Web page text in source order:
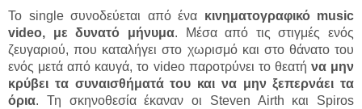
To single συνοδεύεται από ένα κινηματογραφικό music
video, με δυνατό μήνυμα. Μέσα από τις στιγμές ενός
ζευγαριού, που καταλήγει στο χωρισμό και στο θάνατο του
ενός μετά από καυγά, το video παροτρύνει το θεατή να μην
κρύβει τα συναισθήματά του και να μην ξεπερνάει τα
όρια. Τη σκηνοθεσία έκαναν οι Steven Airth και Spiros